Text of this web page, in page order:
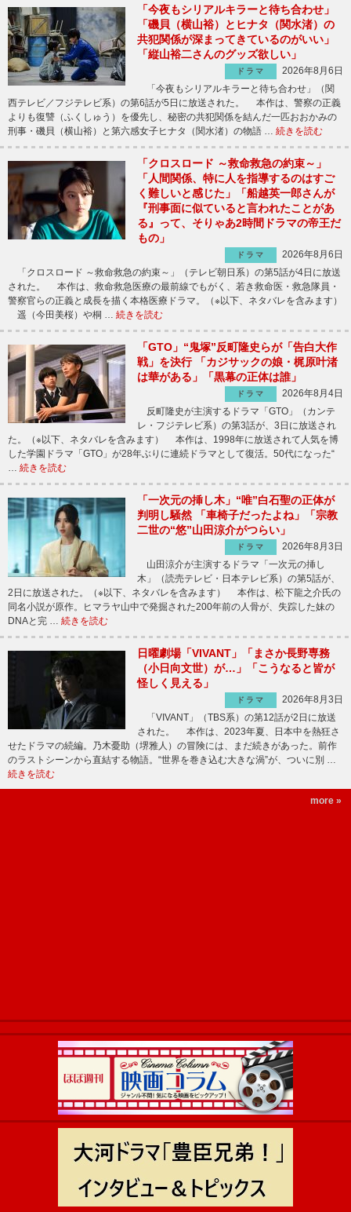
「今夜もシリアルキラーと待ち合わせ」
「磯貝（横山裕）とヒナタ（関水渚）の
共犯関係が深まってきているのがいい」
「縦山裕二さんのグッズ欲しい」
ドラマ
2026年8月6日
「今夜もシリアルキラーと待ち合わせ」（関
西テレビ／フジテレビ系）の第6話が5日に放送された。 本作は、警察の正義
よりも復讐（ふくしゅう）を優先し、秘密の共犯関係を結んだ一匹おおかみの
刑事・磯貝（横山裕）と第六感女子ヒナタ（関水渚）の物語 … 続きを読む
「クロスロード ～救命救急の約束～」
「人間関係、特に人を指導するのはすご
く難しいと感じた」「船越英一郎さんが
『刑事面に似ていると言われたことがあ
る』って、そりゃあ2時間ドラマの帝王だ
もの」
ドラマ
2026年8月6日
「クロスロード ～救命救急の約束～」（テレビ朝日系）の第5話が4日に放送
された。 本作は、救命救急医療の最前線でもがく、若き救命医・救急隊員・
警察官らの正義と成長を描く本格医療ドラマ。（※以下、ネタバレを含みます）
遥（今田美桜）や桐 … 続きを読む
「GTO」“鬼塚”反町隆史らが「告白大作
戦」を決行 「カジサックの娘・梶原叶渚
は華がある」「黒幕の正体は誰」
ドラマ
2026年8月4日
反町隆史が主演するドラマ「GTO」（カンテ
レ・フジテレビ系）の第3話が、3日に放送され
た。（※以下、ネタバレを含みます） 本作は、1998年に放送されて人気を博
した学園ドラマ「GTO」が28年ぶりに連続ドラマとして復活。50代になった“
… 続きを読む
「一次元の挿し木」“唯”白石聖の正体が
判明し騒然 「車椅子だったよね」「宗教
二世の“悠”山田涼介がつらい」
ドラマ
2026年8月3日
山田涼介が主演するドラマ「一次元の挿し
木」（読売テレビ・日本テレビ系）の第5話が、
2日に放送された。（※以下、ネタバレを含みます） 本作は、松下龍之介氏の
同名小説が原作。ヒマラヤ山中で発掘された200年前の人骨が、失踪した妹の
DNAと完 … 続きを読む
日曜劇場「VIVANT」「まさか長野専務
（小日向文世）が…」「こうなると皆が
怪しく見える」
ドラマ
2026年8月3日
「VIVANT」（TBS系）の第12話が2日に放送
された。 本作は、2023年夏、日本中を熱狂さ
せたドラマの続編。乃木憂助（堺雅人）の冒険には、まだ続きがあった。前作
のラストシーンから直結する物語。“世界を巻き込む大きな渦”が、ついに別 …
続きを読む
more »